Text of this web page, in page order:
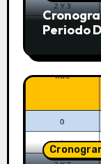
Periodo